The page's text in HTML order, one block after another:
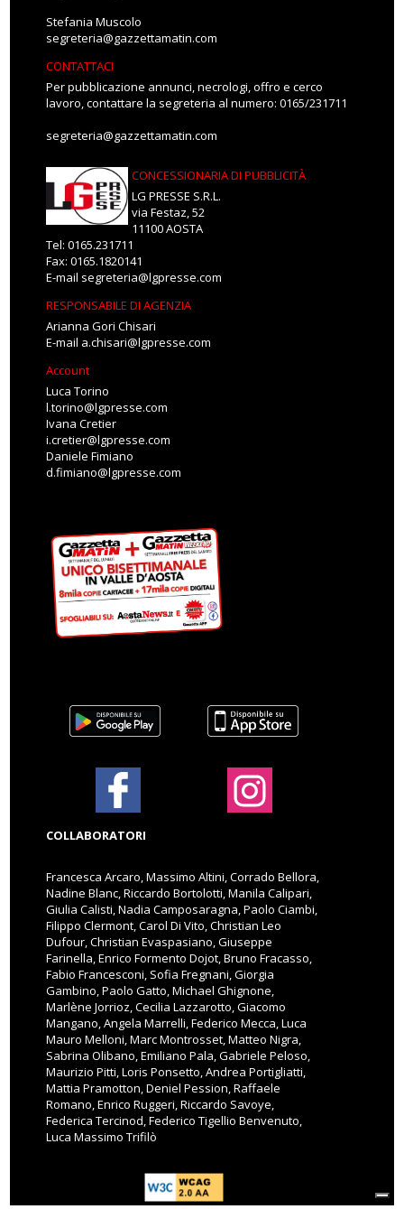
Stefania Muscolo
segreteria@gazzettamatin.com
CONTATTACI
Per pubblicazione annunci, necrologi, offro e cerco
lavoro, contattare la segreteria al numero: 0165/231711
segreteria@gazzettamatin.com
CONCESSIONARIA DI PUBBLICITÀ
LG PRESSE S.R.L.
via Festaz, 52
11100 AOSTA
Tel: 0165.231711
Fax: 0165.1820141
E-mail segreteria@lgpresse.com
RESPONSABILE DI AGENZIA
Arianna Gori Chisari
E-mail a.chisari@lgpresse.com
Account
Luca Torino
l.torino@lgpresse.com
Ivana Cretier
i.cretier@lgpresse.com
Daniele Fimiano
d.fimiano@lgpresse.com
COLLABORATORI
Francesca Arcaro, Massimo Altini, Corrado Bellora,
Nadine Blanc, Riccardo Bortolotti, Manila Calipari,
Giulia Calisti, Nadia Camposaragna, Paolo Ciambi,
Filippo Clermont, Carol Di Vito, Christian Leo
Dufour, Christian Evaspasiano, Giuseppe
Farinella, Enrico Formento Dojot, Bruno Fracasso,
Fabio Francesconi, Sofia Fregnani, Giorgia
Gambino, Paolo Gatto, Michael Ghignone,
Marlène Jorrioz, Cecilia Lazzarotto, Giacomo
Mangano, Angela Marrelli, Federico Mecca, Luca
Mauro Melloni, Marc Montrosset, Matteo Nigra,
Sabrina Olibano, Emiliano Pala, Gabriele Peloso,
Maurizio Pitti, Loris Ponsetto, Andrea Portigliatti,
Mattia Pramotton, Deniel Pession, Raffaele
Romano, Enrico Ruggeri, Riccardo Savoye,
Federica Tercinod, Federico Tigellio Benvenuto,
Luca Massimo Trifilò